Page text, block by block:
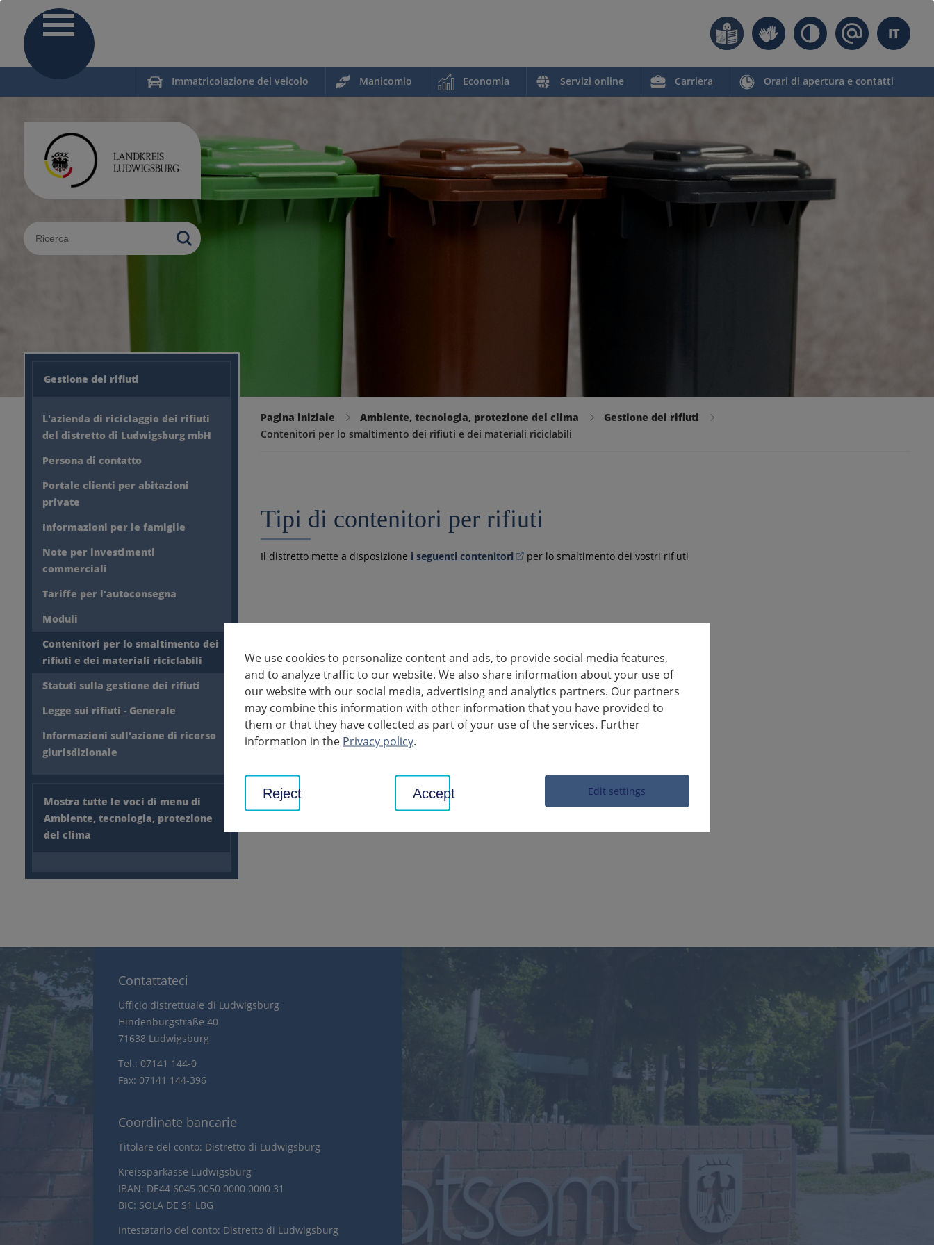
IT
Immatricolazione del veicolo Manicomio Economia Servizi online Carriera Orari di apertura e contatti
Sucheingabe
Gestione dei rifiuti
L'azienda di riciclaggio dei rifiuti
del distretto di Ludwigsburg mbH
Persona di contatto
Portale clienti per abitazioni
private
Informazioni per le famiglie
Note per investimenti
commerciali
Tariffe per l'autoconsegna
Moduli
Contenitori per lo smaltimento dei
rifiuti e dei materiali riciclabili
Statuti sulla gestione dei rifiuti
Legge sui rifiuti - Generale
Informazioni sull'azione di ricorso
giurisdizionale
Mostra tutte le voci di menu di
Ambiente, tecnologia, protezione
del clima
Pagina iniziale Ambiente, tecnologia, protezione del clima
Gestione dei rifiuti
Contenitori per lo smaltimento dei rifiuti e dei materiali riciclabili
Tipi di contenitori per rifiuti
Il distretto mette a disposizione i seguenti contenitori per lo smaltimento dei vostri rifiuti
Contattateci
Ufficio distrettuale di Ludwigsburg
Hindenburgstraße 40
71638 Ludwigsburg
Tel.: 07141 144-0
Fax: 07141 144-396
Coordinate bancarie
Titolare del conto: Distretto di Ludwigsburg
Kreissparkasse Ludwigsburg
IBAN: DE44 6045 0050 0000 0000 31
BIC: SOLA DE S1 LBG
Intestatario del conto: Distretto di Ludwigsburg
We use cookies to personalize content and ads, to provide social media features,
and to analyze traffic to our website. We also share information about your use of
our website with our social media, advertising and analytics partners. Our partners
may combine this information with other information that you have provided to
them or that they have collected as part of your use of the services. Further
information in the Privacy policy.
Edit settings
Reject Accept